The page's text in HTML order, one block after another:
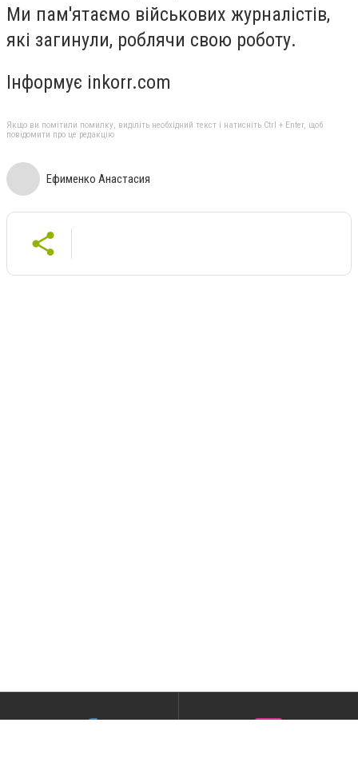
Ми пам'ятаємо військових журналістів,
які загинули, роблячи свою роботу.
Інформує inkorr.com
Якщо ви помітили помилку, виділіть необхідний текст і натисніть Ctrl + Enter, щоб
повідомити про це редакцію
Ефименко Анастасия